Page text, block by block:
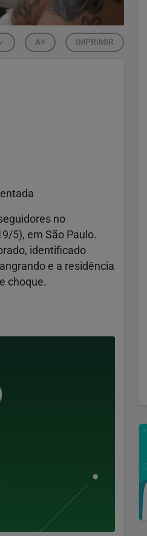
A+ IMPRIMIR
no
5), em São Paulo.
identificado
e a residência
choque.